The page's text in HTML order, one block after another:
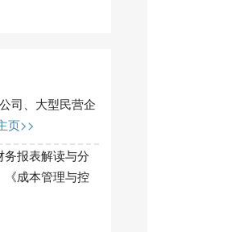
司、大型民营企
页>>
务报表解读与分
成本管理与控